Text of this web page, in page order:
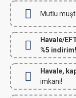
Mutlu
Havale/
%5 indirim!
Havale,
imkanı!